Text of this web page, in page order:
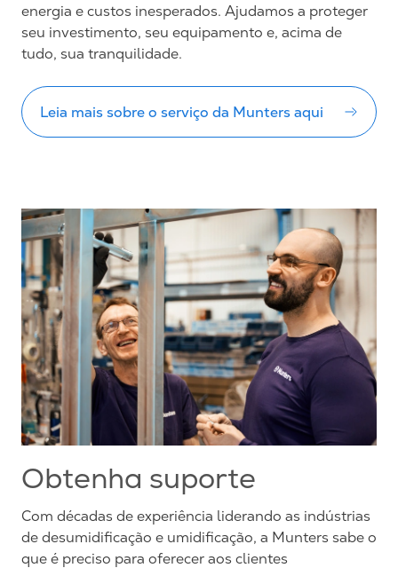
energia e custos inesperados. Ajudamos a proteger
seu investimento, seu equipamento e, acima de
tudo, sua tranquilidade.
Leia mais sobre o serviço da Munters aqui
Obtenha suporte
Com décadas de experiência liderando as indústrias
de desumidificação e umidificação, a Munters sabe o
que é preciso para oferecer aos clientes